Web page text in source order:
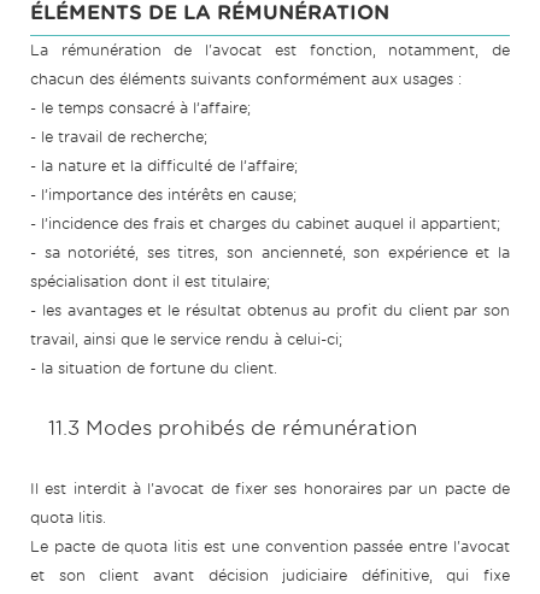
ÉLÉMENTS DE LA RÉMUNÉRATION
La rémunération de l'avocat est fonction, notamment, de
chacun des éléments suivants conformément aux usages :
- le temps consacré à l’affaire;
- le travail de recherche;
- la nature et la difficulté de l’affaire;
- l’importance des intérêts en cause;
- l’incidence des frais et charges du cabinet auquel il appartient;
- sa notoriété, ses titres, son ancienneté, son expérience et la
spécialisation dont il est titulaire;
- les avantages et le résultat obtenus au profit du client par son
travail, ainsi que le service rendu à celui-ci;
- la situation de fortune du client.
11.3 Modes prohibés de rémunération
Il est interdit à l'avocat de fixer ses honoraires par un pacte de
quota litis.
Le pacte de quota litis est une convention passée entre l'avocat
et son client avant décision judiciaire définitive, qui fixe